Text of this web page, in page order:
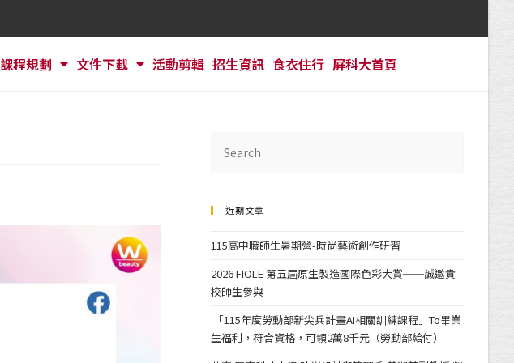
課程規劃 文件下載 活動剪輯 招生資訊 食衣住行 屏科大首頁
近期文章
115高中職師生暑期營-時尚藝術創作研習
2026 FIOLE 第五屆原生製造國際色彩大賞──誠邀貴
校師生參與
「115年度勞動部新尖兵計畫AI相關訓練課程」To畢業
生福利，符合資格，可領2萬8千元（勞動部給付）